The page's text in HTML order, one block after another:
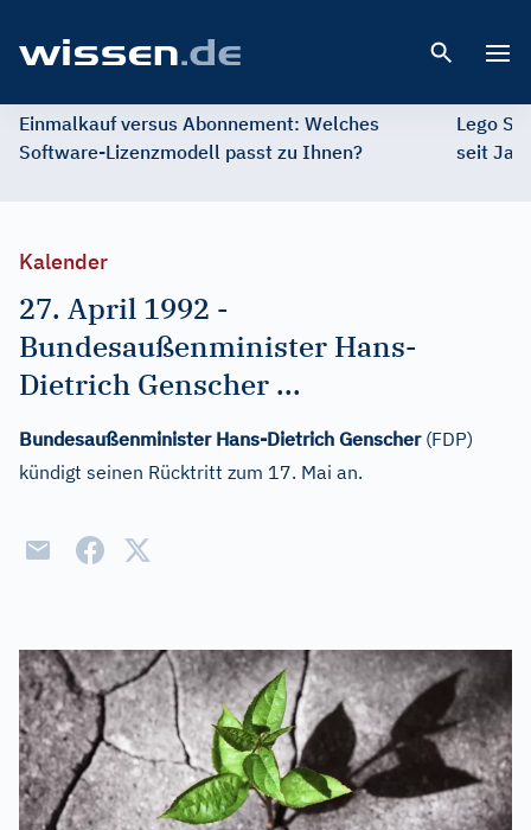
Einmalkauf versus Abonnement: Welches
Software-Lizenzmodell passt zu Ihnen?
Lego
seit
Kalender
27. April 1992 -
Bundesaußenminister Hans-
Dietrich Genscher ...
Bundesaußenminister Hans-Dietrich Genscher (FDP)
kündigt seinen Rücktritt zum 17. Mai an.